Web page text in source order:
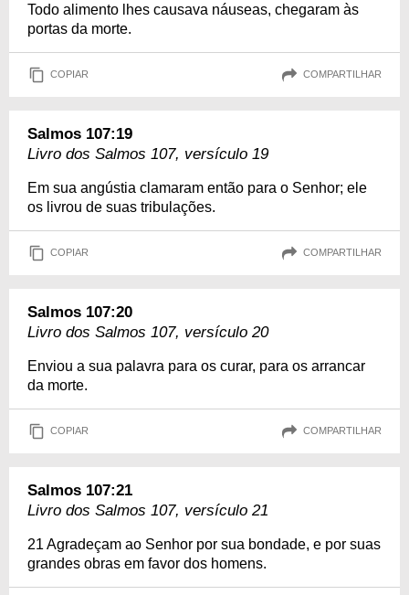
Todo alimento lhes causava náuseas, chegaram às
portas da morte.
COPIAR COMPARTILHAR
Salmos 107:19
Livro dos Salmos 107, versículo 19
Em sua angústia clamaram então para o Senhor; ele
os livrou de suas tribulações.
COPIAR COMPARTILHAR
Salmos 107:20
Livro dos Salmos 107, versículo 20
Enviou a sua palavra para os curar, para os arrancar
da morte.
COPIAR COMPARTILHAR
Salmos 107:21
Livro dos Salmos 107, versículo 21
21 Agradeçam ao Senhor por sua bondade, e por suas
grandes obras em favor dos homens.